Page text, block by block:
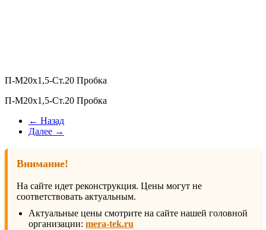
П-М20х1,5-Ст.20 Пробка
П-М20х1,5-Ст.20 Пробка
← Назад
Далее →
Внимание!
На сайте идет реконструкция. Цены могут не
соответствовать актуальным.
Актуальные цены смотрите на сайте нашей головной
организации: mera-tek.ru